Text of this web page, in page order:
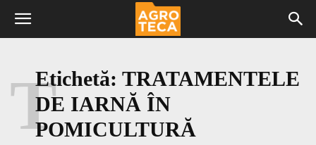
Etichetă: TRATAMENTELE
DE IARNĂ ÎN
POMICULTURĂ
T